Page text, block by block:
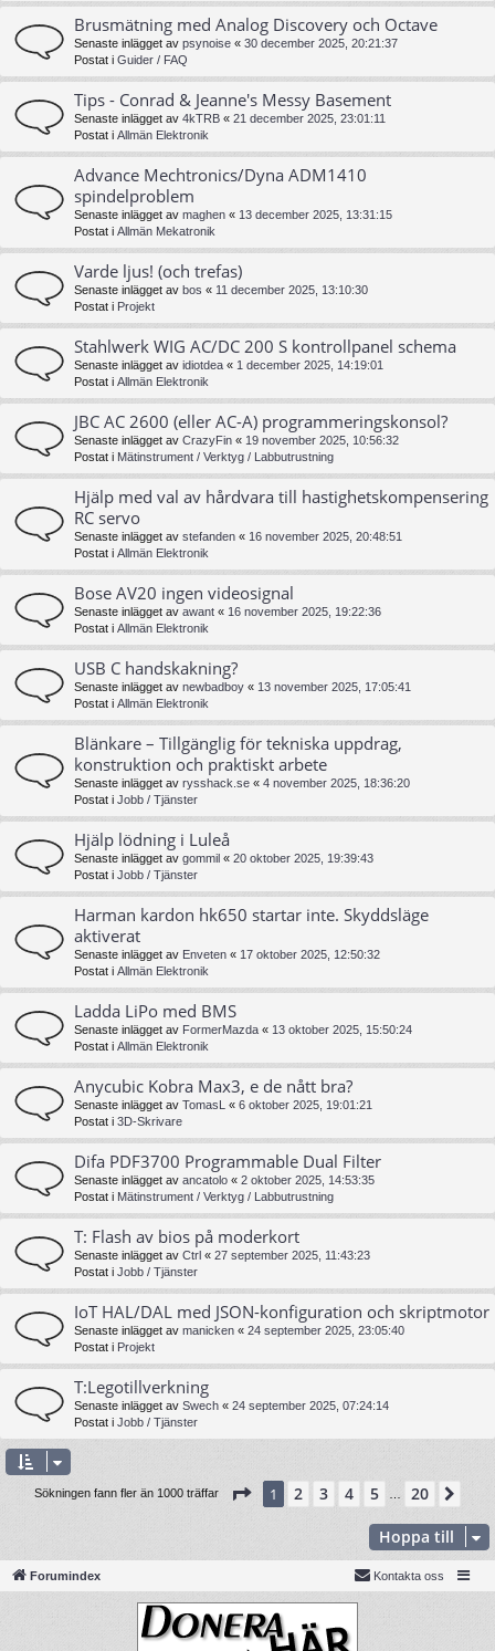
Brusmätning med Analog Discovery och Octave
Senaste inlägget av psynoise « 30 december 2025, 20:21:37
Postat i Guider / FAQ
Tips - Conrad & Jeanne's Messy Basement
Senaste inlägget av 4kTRB « 21 december 2025, 23:01:11
Postat i Allmän Elektronik
Advance Mechtronics/Dyna ADM1410
spindelproblem
Senaste inlägget av maghen « 13 december 2025, 13:31:15
Postat i Allmän Mekatronik
Varde ljus! (och trefas)
Senaste inlägget av bos « 11 december 2025, 13:10:30
Postat i Projekt
Stahlwerk WIG AC/DC 200 S kontrollpanel schema
Senaste inlägget av idiotdea « 1 december 2025, 14:19:01
Postat i Allmän Elektronik
JBC AC 2600 (eller AC-A) programmeringskonsol?
Senaste inlägget av CrazyFin « 19 november 2025, 10:56:32
Postat i Mätinstrument / Verktyg / Labbutrustning
Hjälp med val av hårdvara till hastighetskompensering
RC servo
Senaste inlägget av stefanden « 16 november 2025, 20:48:51
Postat i Allmän Elektronik
Bose AV20 ingen videosignal
Senaste inlägget av awant « 16 november 2025, 19:22:36
Postat i Allmän Elektronik
USB C handskakning?
Senaste inlägget av newbadboy « 13 november 2025, 17:05:41
Postat i Allmän Elektronik
Blänkare – Tillgänglig för tekniska uppdrag,
konstruktion och praktiskt arbete
Senaste inlägget av rysshack.se « 4 november 2025, 18:36:20
Postat i Jobb / Tjänster
Hjälp lödning i Luleå
Senaste inlägget av gommil « 20 oktober 2025, 19:39:43
Postat i Jobb / Tjänster
Harman kardon hk650 startar inte. Skyddsläge
aktiverat
Senaste inlägget av Enveten « 17 oktober 2025, 12:50:32
Postat i Allmän Elektronik
Ladda LiPo med BMS
Senaste inlägget av FormerMazda « 13 oktober 2025, 15:50:24
Postat i Allmän Elektronik
Anycubic Kobra Max3, e de nått bra?
Senaste inlägget av TomasL « 6 oktober 2025, 19:01:21
Postat i 3D-Skrivare
Difa PDF3700 Programmable Dual Filter
Senaste inlägget av ancatolo « 2 oktober 2025, 14:53:35
Postat i Mätinstrument / Verktyg / Labbutrustning
T: Flash av bios på moderkort
Senaste inlägget av Ctrl « 27 september 2025, 11:43:23
Postat i Jobb / Tjänster
IoT HAL/DAL med JSON-konfiguration och skriptmotor
Senaste inlägget av manicken « 24 september 2025, 23:05:40
Postat i Projekt
T:Legotillverkning
Senaste inlägget av Swech « 24 september 2025, 07:24:14
Postat i Jobb / Tjänster
Sökningen fann fler än 1000 träffar Sida 1av20
1 2 3 4 5 20
Hoppa till
Forumindex Kontakta oss